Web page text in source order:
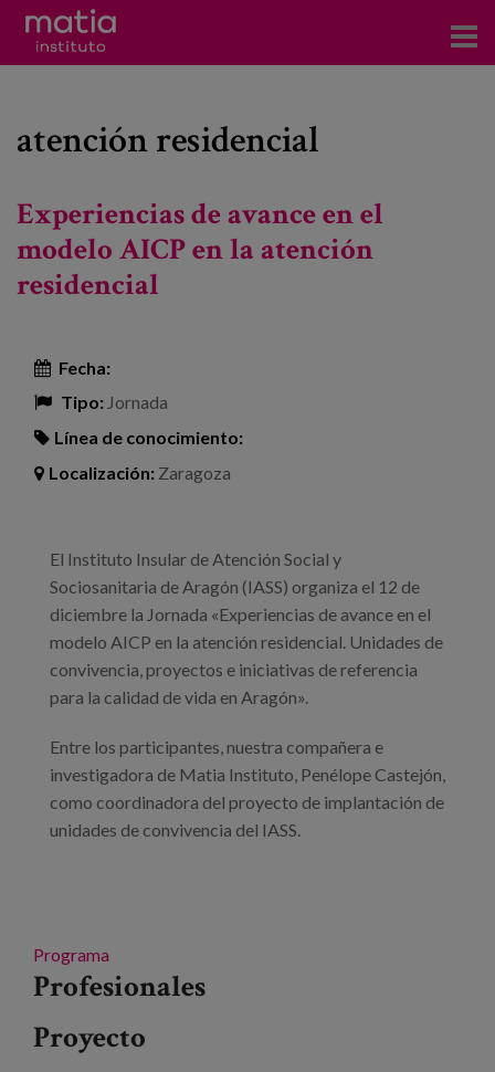
Investigación
Participación en foros
Consultoría
Noticias
Trabaja con nosotros
Canal de denuncias
atención residencial
Experiencias de avance en el
modelo AICP en la atención
residencial
Fecha:
Tipo: Jornada
Línea de conocimiento:
Localización: Zaragoza
El Instituto Insular de Atención Social y
Sociosanitaria de Aragón (IASS) organiza el 12 de
diciembre la Jornada «Experiencias de avance en el
modelo AICP en la atención residencial. Unidades de
convivencia, proyectos e iniciativas de referencia
para la calidad de vida en Aragón».
Entre los participantes, nuestra compañera e
investigadora de Matia Instituto, Penélope Castejón,
como coordinadora del proyecto de implantación de
unidades de convivencia del IASS.
Programa
Profesionales
Proyecto